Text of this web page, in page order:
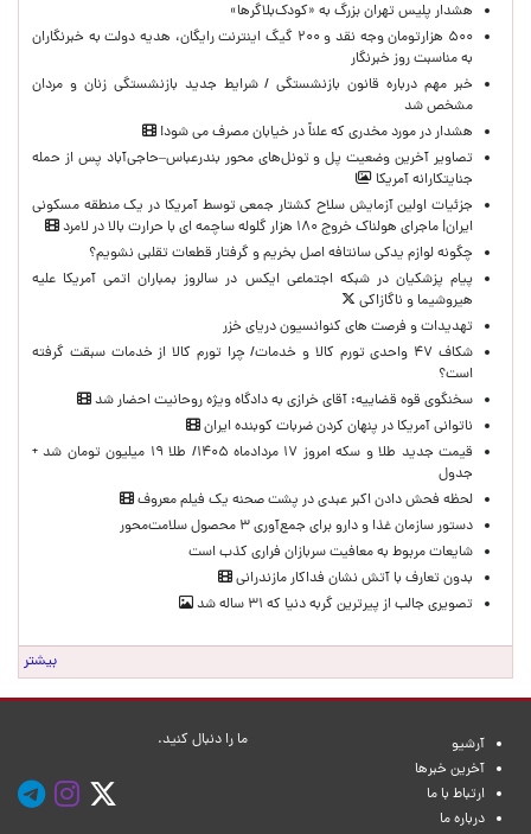
هشدار پلیس تهران بزرگ به «کودک‌بلاگرها»
۵۰۰ هزارتومان وجه نقد و ۲۰۰ گیگ اینترنت رایگان، هدیه دولت به خبرنگاران
به مناسبت روز خبرنگار
خبر مهم درباره قانون بازنشستگی / شرایط جدید بازنشستگی زنان و مردان
مشخص شد
هشدار در مورد مخدری که علناً در خیابان مصرف می شود!
تصاویر آخرین وضعیت پل و تونل‌های محور بندرعباس–حاجی‌آباد پس از حمله
جنایتکارانه آمریکا
جزئیات اولین آزمایش سلاح کشتار جمعی توسط آمریکا در یک منطقه مسکونی
ایران| ماجرای هولناک خروج ۱۸۰ هزار گلوله ساچمه ای با حرارت بالا در لامرد
چگونه لوازم یدکی سانتافه اصل بخریم و گرفتار قطعات تقلبی نشویم؟
پیام پزشکیان در شبکه اجتماعی ایکس در سالروز بمباران اتمی آمریکا علیه
هیروشیما و ناگازاکی
تهدیدات و فرصت های کنوانسیون دریای خزر
شکاف ۴۷ واحدی تورم کالا و خدمات/ چرا تورم کالا از خدمات سبقت گرفته
است؟
سخنگوی قوه قضاییه: آقای خرازی به دادگاه ویژه روحانیت احضار شد
ناتوانی آمریکا در پنهان کردن ضربات کوبنده ایران
قیمت جدید طلا و سکه امروز ۱۷ مردادماه ۱۴۰۵/ طلا ۱۹ میلیون تومان شد +
جدول
لحظه‌ فحش دادن اکبر عبدی در پشت صحنه یک فیلم معروف
دستور سازمان غذا و دارو برای جمع‌آوری ۳ محصول سلامت‌محور
شایعات مربوط به معافیت سربازان فراری کذب است
بدون تعارف با آتش نشان فداکار مازندرانی
تصویری جالب از پیرترین گربه دنیا که ۳۱ ساله شد
بیشتر
آرشیو
آخرین خبرها
ارتباط با ما
درباره ما
ما را دنبال کنید.